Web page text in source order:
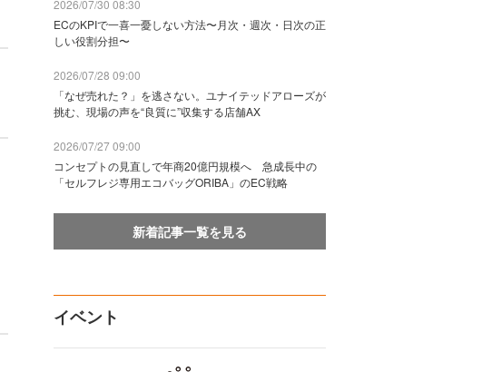
2026/07/30 08:30
ECのKPIで一喜一憂しない方法〜月次・週次・日次の正
しい役割分担〜
2026/07/28 09:00
「なぜ売れた？」を逃さない。ユナイテッドアローズが
挑む、現場の声を“良質に”収集する店舗AX
2026/07/27 09:00
コンセプトの見直しで年商20億円規模へ 急成長中の
「セルフレジ専用エコバッグORIBA」のEC戦略
新着記事一覧を見る
イベント